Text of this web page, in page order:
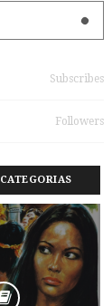
Subscribes
Followers
CATEGORIAS